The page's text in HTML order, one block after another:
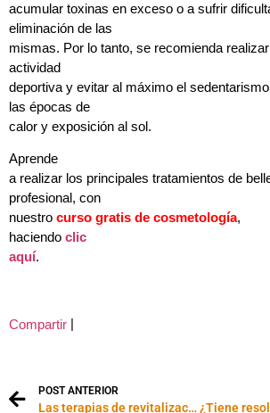
acumular toxinas en exceso o a sufrir
eliminación de las
mismas. Por lo tanto, se recomienda
actividad
deportiva y evitar al máximo el
las épocas de
calor y exposición al sol.
Aprende
a realizar los principales tratamientos de
profesional, con
nuestro curso gratis de cosmetología,
haciendo clic
aquí.
Compartir |
POST ANTERIOR
Las terapias de revitalización celular